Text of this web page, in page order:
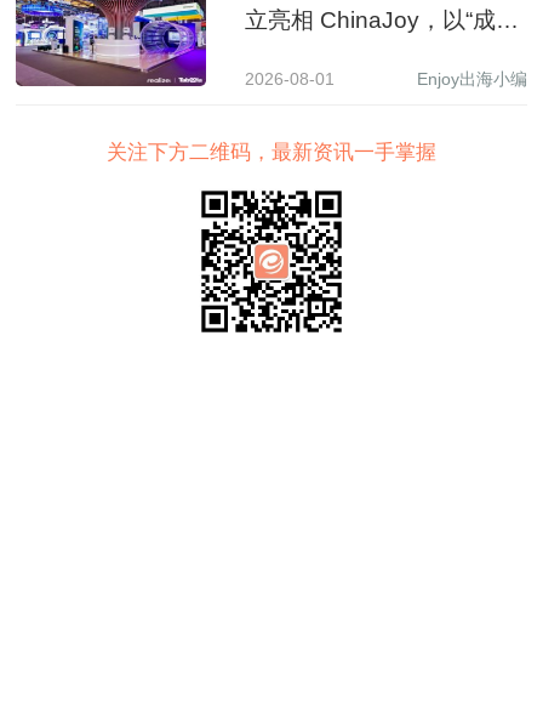
立亮相 ChinaJoy，以“成长
全球增长新图景
2026-08-01 Enjoy出海小编
关注下方二维码，最新资讯一手掌握